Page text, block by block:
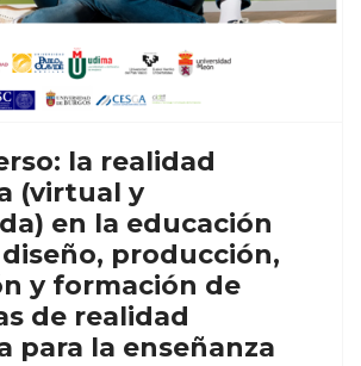
la realidad
(virtual y
en la educación
producción,
y formación de
de realidad
para la enseñanza